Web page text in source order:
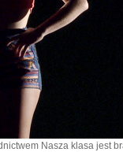
Nasza klasa jest